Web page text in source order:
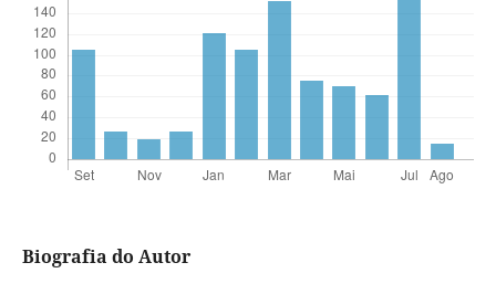
Biografia do Autor